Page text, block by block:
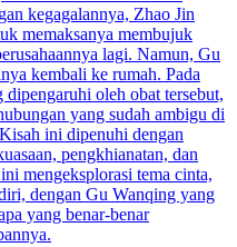
kegagalannya, Zhao Jin
memaksanya membujuk
lagi. Namun, Gu
kembali ke rumah. Pada
oleh obat tersebut,
yang sudah ambigu di
ini dipenuhi dengan
pengkhianatan, dan
mengeksplorasi tema cinta,
dengan Gu Wanqing yang
yang benar-benar